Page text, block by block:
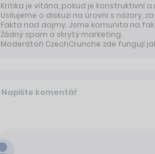
Kritika je vítána, pokud je konstruktivní
Usilujeme o diskuzi na úrovni s názory,
Fakta nad dojmy. Jsme komunita na
Žádný spam a skrytý marketing.
Moderátoři CzechCrunche zde fungují